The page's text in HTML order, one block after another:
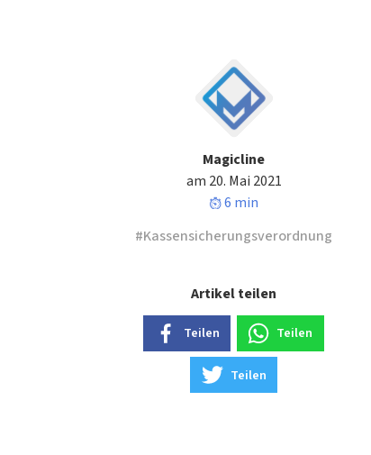
Magicline
am 20. Mai 2021
6 min
Kassensicherungsverordnung
Artikel teilen
Teilen Teilen
Teilen